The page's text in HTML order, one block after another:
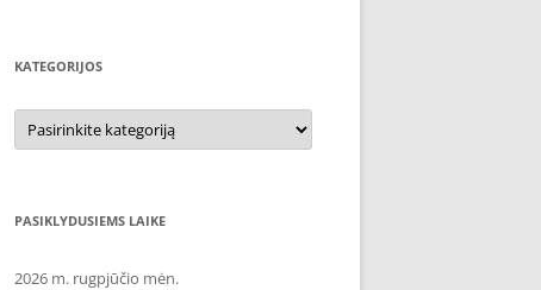
KATEGORIJOS
Kategorijos
PASIKLYDUSIEMS LAIKE
2026 m. rugpjūčio mėn.